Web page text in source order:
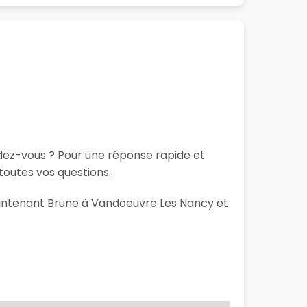
vous ? Pour une réponse rapide et
vos questions.
Brune à Vandoeuvre Les Nancy et